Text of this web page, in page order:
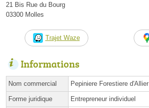
21 Bis Rue du Bourg
03300 Molles
Trajet Waze
Informations
Nom commercial Pepiniere Forestiere d'Allier
Forme juridique Entrepreneur individuel